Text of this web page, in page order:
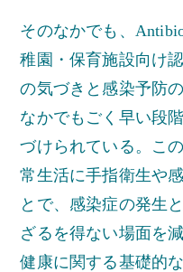
そのなかでも、
稚園・保育施設向け
の気づきと感染予防
なかでもごく早い段
づけられている。こ
常生活に手指衛生や
とで、感染症の発生
ざるを得ない場面を
健康に関する基礎的